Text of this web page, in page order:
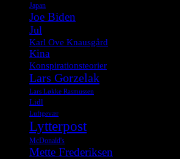
Japan
Joe Biden
Jul
Karl Ove Knausgård
Kina
Konspirationsteorier
Lars Gorzelak
Lars Løkke Rasmussen
Lidl
Luftgevær
Lytterpost
McDonald's
Mette Frederiksen